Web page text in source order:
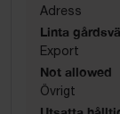
Adress
Linta
Export
Not allowed
Övrigt